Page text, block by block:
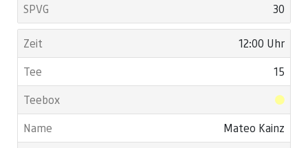
30
12:00 Uhr
15
Mateo Kainz